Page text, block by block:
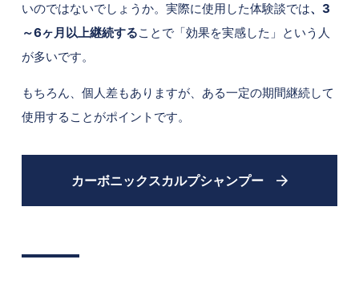
いのではないでしょうか。実際に使用した体験談では、3
～6ヶ月以上継続することで「効果を実感した」という人
が多いです。
もちろん、個人差もありますが、ある一定の期間継続して
使用することがポイントです。
カーボニックスカルプシャンプー